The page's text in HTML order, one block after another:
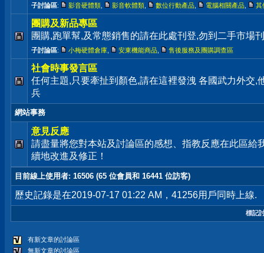
子討論區: 影音硬體類 影音軟體類 數位行動產品 電腦相關產品 其
團購及新品專區
團購,跑單幫,及常態銷售的請在此處刊登,勿到二手市場
子討論區: 小梅硬體倉庫 安東機能商品 售後服務及團購調查區
社會時事發言區
任何主題,只要牽扯到顏色,請在這裡發洩 各國武力外交,
兵
網站事務
意見反應
請盡量將您對本站及討論區的感想、指教反應在此區給
續地改進及修正！
目前線上使用者: 16506 (65 位會員和 16441 位訪客)
歷史記錄是在2019-07-17 01:22 AM，41256用戶同時上線.
標記
有新文章的討論區
無新文章的討論區